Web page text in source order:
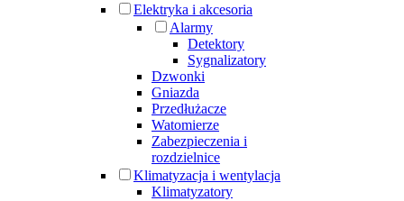
Elektryka i akcesoria
Alarmy
Detektory
Sygnalizatory
Dzwonki
Gniazda
Przedłużacze
Watomierze
Zabezpieczenia i
rozdzielnice
Klimatyzacja i wentylacja
Klimatyzatory